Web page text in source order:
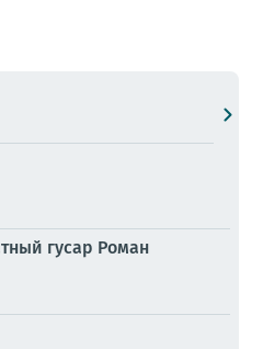
гусар Роман